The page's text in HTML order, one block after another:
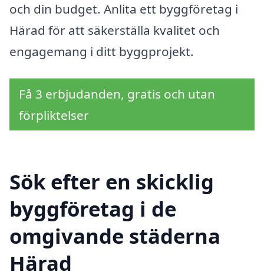
och din budget. Anlita ett byggföretag i
Härad för att säkerställa kvalitet och
engagemang i ditt byggprojekt.
Få 3 erbjudanden, gratis och utan
förpliktelser
Sök efter en skicklig
byggföretag i de
omgivande städerna
Härad